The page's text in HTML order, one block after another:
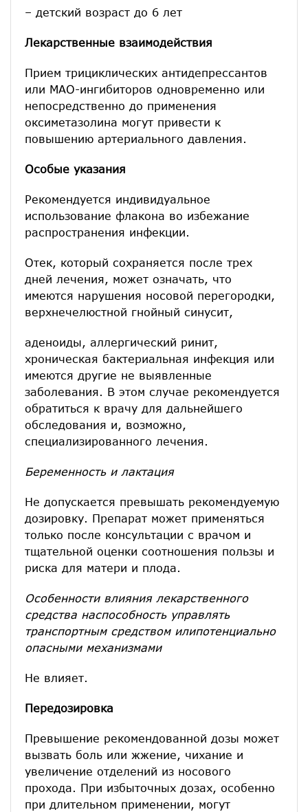
– детский возраст до 6 лет
Лекарственные взаимодействия
Прием трициклических антидепрессантов
или МАО-ингибиторов одновременно или
непосредственно до применения
оксиметазолина могут привести к
повышению артериального давления.
Особые указания
Рекомендуется индивидуальное
использование флакона во избежание
распространения инфекции.
Отек, который сохраняется после трех
дней лечения, может означать, что
имеются нарушения носовой перегородки,
верхнечелюстной гнойный синусит,
аденоиды, аллергический ринит,
хроническая бактериальная инфекция или
имеются другие не выявленные
заболевания. В этом случае рекомендуется
обратиться к врачу для дальнейшего
обследования и, возможно,
специализированного лечения.
Беременность и лактация
Не допускается превышать рекомендуемую
дозировку. Препарат может применяться
только после консультации с врачом и
тщательной оценки соотношения пользы и
риска для матери и плода.
Особенности влияния лекарственного
средства наспособность управлять
транспортным средством илипотенциально
опасными механизмами
Не влияет.
Передозировка
Превышение рекомендованной дозы может
вызвать боль или жжение, чихание и
увеличение отделений из носового
прохода. При избыточных дозах, особенно
при длительном применении, могут